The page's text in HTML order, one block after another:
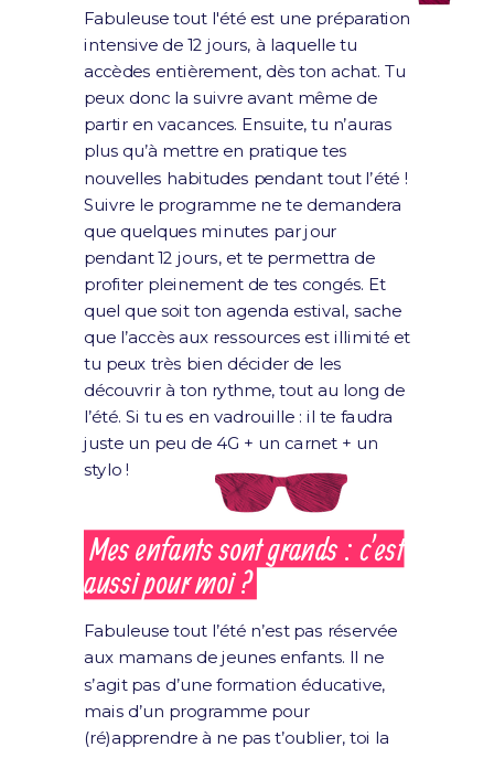
Fabuleuse tout l'été est une préparation
intensive de 12 jours, à laquelle tu
accèdes entièrement, dès ton achat. Tu
peux donc la suivre avant même de
partir en vacances. Ensuite, tu n’auras
plus qu’à mettre en pratique tes
nouvelles habitudes pendant tout l’été !
Suivre le programme ne te demandera
que quelques minutes par jour
pendant 12 jours, et te permettra de
profiter pleinement de tes congés. Et
quel que soit ton agenda estival, sache
que l’accès aux ressources est illimité et
tu peux très bien décider de les
découvrir à ton rythme, tout au long de
l’été. Si tu es en vadrouille : il te faudra
juste un peu de 4G + un carnet + un
stylo !
Mes enfants sont grands : c’est
aussi pour moi ?
Fabuleuse tout l’été n’est pas réservée
aux mamans de jeunes enfants. Il ne
s’agit pas d’une formation éducative,
mais d’un programme pour
(ré)apprendre à ne pas t’oublier, toi la